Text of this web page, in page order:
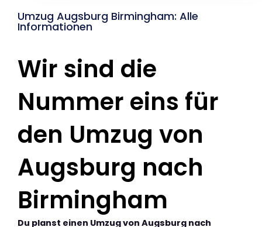
Umzug Augsburg Birmingham: Alle
Informationen
Wir sind die
Nummer eins für
den Umzug von
Augsburg nach
Birmingham
Du planst einen Umzug von Augsburg nach